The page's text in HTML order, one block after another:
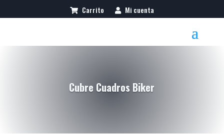
Carrito Mi cuenta
Cubre Cuadros Biker